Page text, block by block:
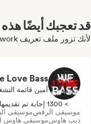
قد تعجبك أيضًا هذه
لأنك تزور ملف تعريف R-Vibe Network
Love Bass
أمين قائمة
> 1300 إجابة تم تقديمها
موسيقى الرقصموسيقى
ديب هاوسموسيقى هاوس